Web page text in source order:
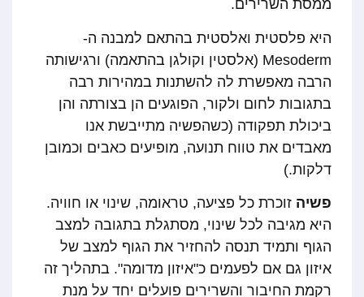
ממסת השרירים.
היא פלסטית ואלסטית בהתאם למבנה ה-
Mesoderm (אלסטין וקולגן בהתאמה) ורגישותה
הרבה מאפשרת לה להשתנות במהירות רבה
בתגובות לחום ולקור, הפוגעים הן בצורתה והן
ביכולת תפקודה (כשהפשיה מתייבשת אנו
מאבדים את טווח תנועה, מופיעים כאבים וכמובן
דלקות.)
פשיה זוכרת כל פציעה, טראומה, שינוי או חוויה.
היא מגיבה לכל שינוי, מסתגלת בתגובה למצב
הגוף ותמיד תנסה להחזיר את הגוף למצב של
איזון גם אם לפעמים כ"איזון מדומה". בתהליך זה
רקמת החיבור והשרירים פועלים יחד על מנת